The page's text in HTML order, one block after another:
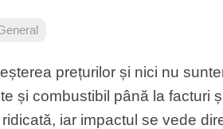
prețurilor și nici nu
și combustibil până la facturi
iar impactul se vede